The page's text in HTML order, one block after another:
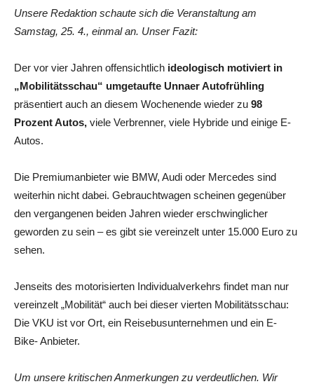
Unsere Redaktion schaute sich die Veranstaltung am
Samstag, 25. 4., einmal an. Unser Fazit:
Der vor vier Jahren offensichtlich ideologisch motiviert in
„Mobilitätsschau“ umgetaufte Unnaer Autofrühling
präsentiert auch an diesem Wochenende wieder zu 98
Prozent Autos, viele Verbrenner, viele Hybride und einige E-
Autos.
Die Premiumanbieter wie BMW, Audi oder Mercedes sind
weiterhin nicht dabei. Gebrauchtwagen scheinen gegenüber
den vergangenen beiden Jahren wieder erschwinglicher
geworden zu sein – es gibt sie vereinzelt unter 15.000 Euro zu
sehen.
Jenseits des motorisierten Individualverkehrs findet man nur
vereinzelt „Mobilität“ auch bei dieser vierten Mobilitätsschau:
Die VKU ist vor Ort, ein Reisebusunternehmen und ein E-
Bike- Anbieter.
Um unsere kritischen Anmerkungen zu verdeutlichen. Wir